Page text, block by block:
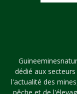
dédié aux
l'actualité des